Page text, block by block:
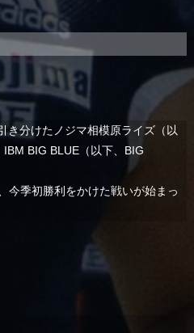
き分けたノジマ相模原ライズ（以
BIG BLUE（以下、BIG
今季初勝利をかけた戦いが始まっ